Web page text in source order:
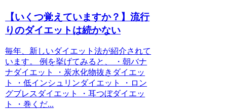
【いくつ覚えていますか？】流行
りのダイエットは続かない
毎年、新しいダイエット法が紹介されて
います。 例を挙げてみると、 ・朝バナ
ナダイエット ・炭水化物抜きダイエッ
ト ・低インシュリンダイエット ・ロン
グブレスダイエット ・耳つぼダイエッ
ト ・巻くだ...